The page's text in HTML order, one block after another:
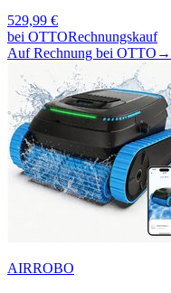
529,99 €
bei OTTORechnungskauf
Auf Rechnung bei OTTO →
AIRROBO